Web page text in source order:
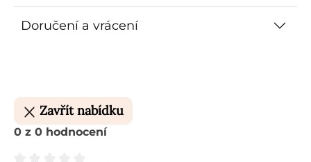
Doručení a vrácení
Zavřít nabídku
0 z 0 hodnocení